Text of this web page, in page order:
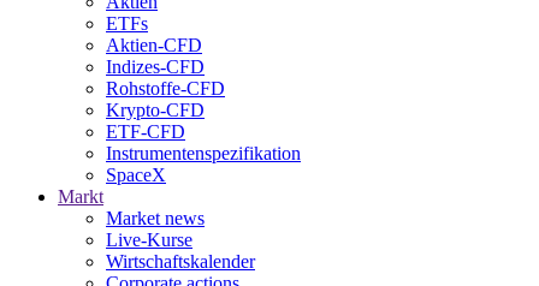
ETFs
Aktien-CFD
Indizes-CFD
Rohstoffe-CFD
Krypto-CFD
ETF-CFD
Instrumentenspezifikation
SpaceX
Markt
Market news
Live-Kurse
Wirtschaftskalender